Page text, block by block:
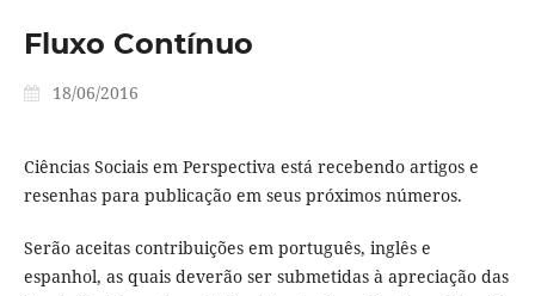
Fluxo Contínuo
18/06/2016
Ciências Sociais em Perspectiva está recebendo artigos e
resenhas para publicação em seus próximos números.
Serão aceitas contribuições em português, inglês e
espanhol, as quais deverão ser submetidas à apreciação das